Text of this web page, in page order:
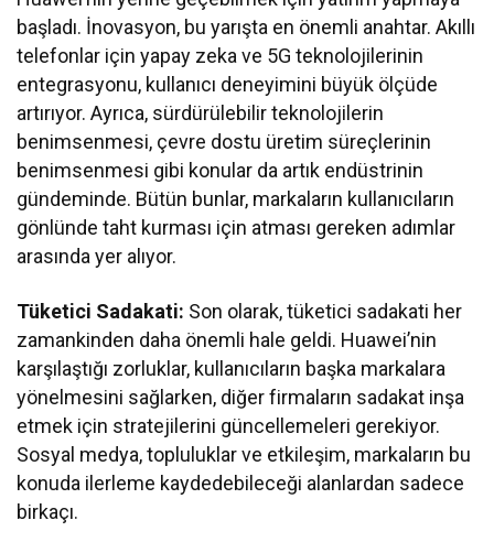
başladı. İnovasyon, bu yarışta en önemli anahtar. Akıllı
telefonlar için yapay zeka ve 5G teknolojilerinin
entegrasyonu, kullanıcı deneyimini büyük ölçüde
artırıyor. Ayrıca, sürdürülebilir teknolojilerin
benimsenmesi, çevre dostu üretim süreçlerinin
benimsenmesi gibi konular da artık endüstrinin
gündeminde. Bütün bunlar, markaların kullanıcıların
gönlünde taht kurması için atması gereken adımlar
arasında yer alıyor.
Tüketici Sadakati: Son olarak, tüketici sadakati her
zamankinden daha önemli hale geldi. Huawei’nin
karşılaştığı zorluklar, kullanıcıların başka markalara
yönelmesini sağlarken, diğer firmaların sadakat inşa
etmek için stratejilerini güncellemeleri gerekiyor.
Sosyal medya, topluluklar ve etkileşim, markaların bu
konuda ilerleme kaydedebileceği alanlardan sadece
birkaçı.